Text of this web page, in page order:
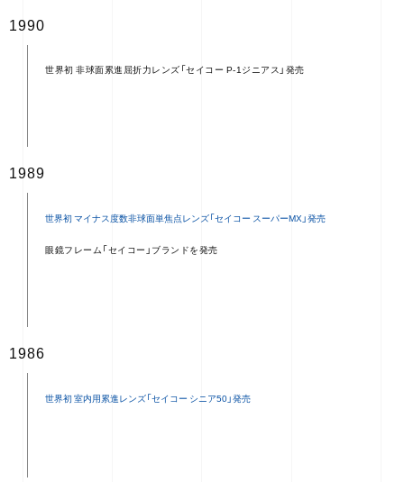
1990
世界初 非球面累進屈折力レンズ「セイコー P-1ジニアス」発売
1989
眼鏡フレーム「セイコー」ブランドを発売
1986